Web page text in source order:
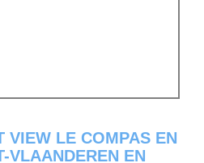
VIEW LE COMPAS EN
VLAANDEREN EN